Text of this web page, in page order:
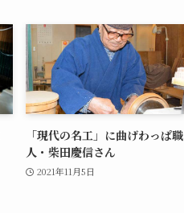
「現代の名工」に曲げわっぱ職
人・柴田慶信さん
2021年11月5日